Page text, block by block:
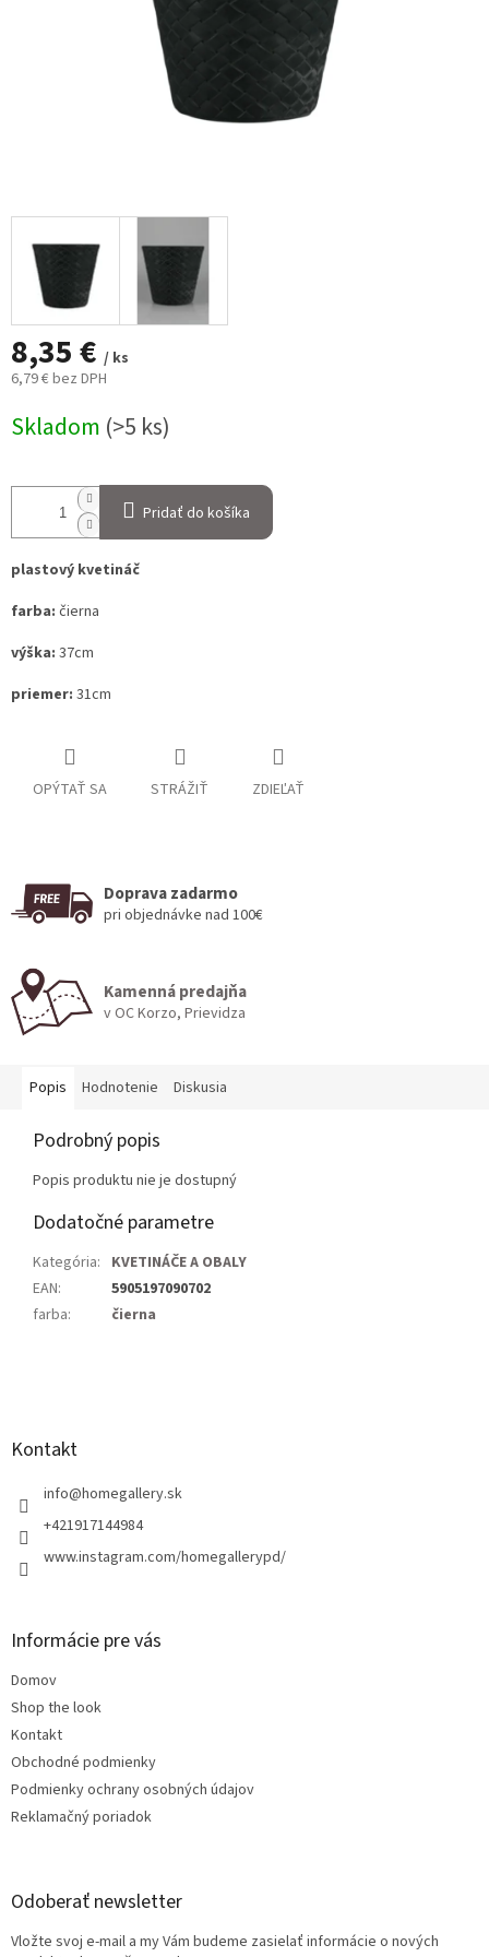
8,35 € / ks
6,79 € bez DPH
cena:
Skladom (>5 ks)
Pridať do košíka
plastový kvetináč
farba: čierna
výška: 37cm
priemer: 31cm
OPÝTAŤ SA STRÁŽIŤ ZDIEĽAŤ
Doprava zadarmo
pri objednávke nad 100€
Kamenná predajňa
v OC Korzo, Prievidza
Popis Hodnotenie Diskusia
Podrobný popis
Popis produktu nie je dostupný
Dodatočné parametre
Kategória: KVETINÁČE A OBALY
EAN:
5905197090702
farba: čierna
Kontakt
info@homegallery.sk
+421917144984
www.instagram.com/homegallerypd/
Informácie pre vás
Domov
Shop the look
Kontakt
Obchodné podmienky
Podmienky ochrany osobných údajov
Reklamačný poriadok
Odoberať newsletter
Vložte svoj e-mail a my Vám budeme zasielať informácie o nových